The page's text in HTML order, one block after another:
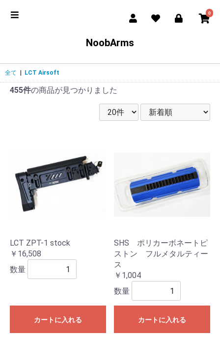
0
NoobArms
全て LCT Airsoft
455件の商品が見つかりました
LCT ZPT-1 stock
￥16,508
数量
カートに入れる
SHS ポリカーボネートピ
ストン フルメタルティー
ス
￥1,004
数量
カートに入れる